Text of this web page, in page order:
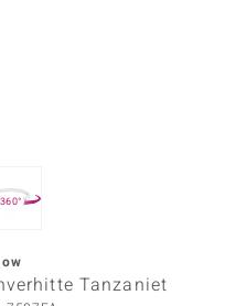
360°
Tanzaniet